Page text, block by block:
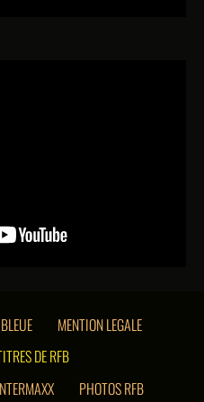
MENTION LEGALE
DE RFB
PHOTOS RFB